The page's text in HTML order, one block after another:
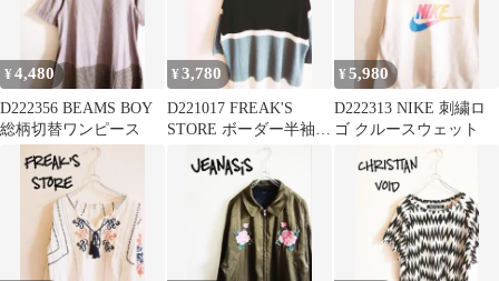
¥4,480
D222356 BEAMS BOY
総柄切替ワンピース
¥3,780
D221017 FREAK'S
STORE ボーダー半袖サ
¥5,980
D222313 NIKE 刺繍ロ
ゴ クルースウェット